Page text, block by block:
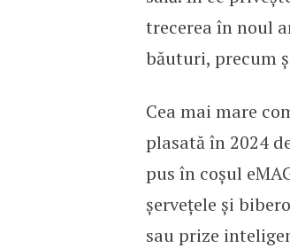
trecerea în noul
băuturi, precum
Cea mai mare
plasată în 2024
pus în coșul
șervețele și
sau prize